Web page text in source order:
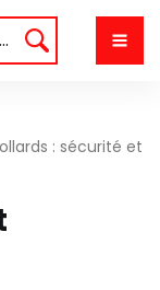
: sécurité et